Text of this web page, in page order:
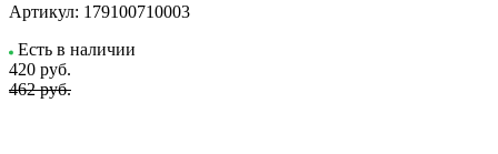
Артикул: 179100710003
Есть в наличии
420 руб.
462 руб.